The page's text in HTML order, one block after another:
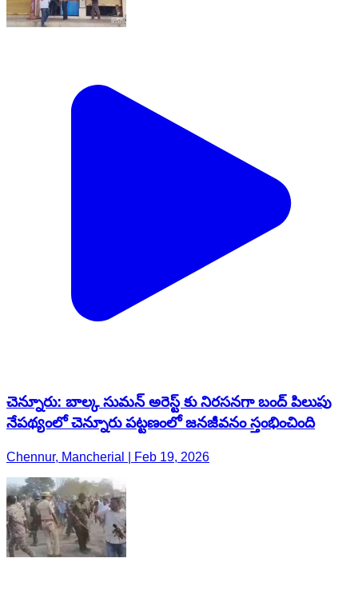
చెన్నూరు: బాల్క సుమన్ అరెస్ట్ కు నిరసనగా బంద్ పిలుపు
నేపథ్యంలో చెన్నూరు పట్టణంలో జనజీవనం స్తంభించింది
Chennur, Mancherial | Feb 19, 2026